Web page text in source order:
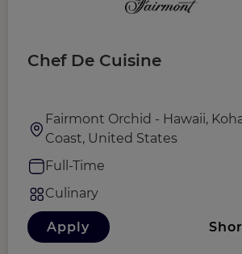
Chef De Cuisine
Fairmont Orchid - Hawaii,
Coast, United States
Full-Time
Culinary
Apply